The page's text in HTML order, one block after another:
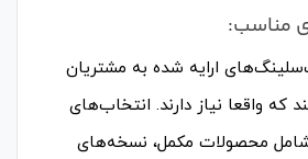
مناسب:
ارایه شده به مشتریان
که واقعا نیاز دارند. انتخاب‌های
محصولات مکمل، نسخه‌های